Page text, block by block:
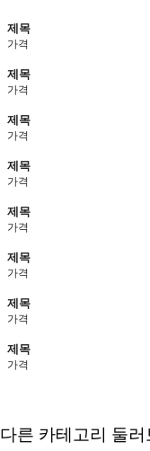
제목
가격
제목
가격
제목
가격
제목
가격
제목
가격
제목
가격
제목
가격
제목
가격
다른 카테고리 둘러